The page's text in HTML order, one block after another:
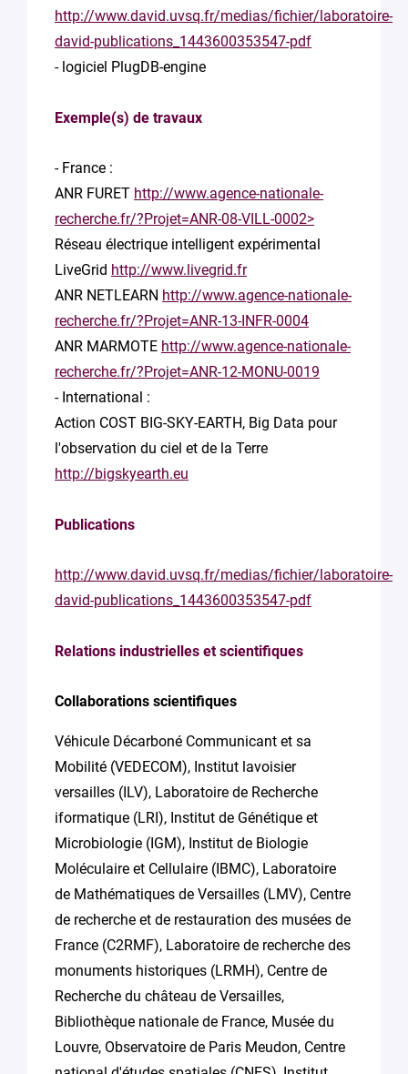
http://www.david.uvsq.fr/medias/fichier/laboratoire-
david-publications_1443600353547-pdf
- logiciel PlugDB-engine
Exemple(s) de travaux
- France :
ANR FURET http://www.agence-nationale-
recherche.fr/?Projet=ANR-08-VILL-0002>
Réseau électrique intelligent expérimental
LiveGrid http://www.livegrid.fr
ANR NETLEARN http://www.agence-nationale-
recherche.fr/?Projet=ANR-13-INFR-0004
ANR MARMOTE http://www.agence-nationale-
recherche.fr/?Projet=ANR-12-MONU-0019
- International :
Action COST BIG-SKY-EARTH, Big Data pour
l'observation du ciel et de la Terre
http://bigskyearth.eu
Publications
http://www.david.uvsq.fr/medias/fichier/laboratoire-
david-publications_1443600353547-pdf
Relations industrielles et scientifiques
Collaborations scientifiques
Véhicule Décarboné Communicant et sa
Mobilité (VEDECOM), Institut lavoisier
versailles (ILV), Laboratoire de Recherche
iformatique (LRI), Institut de Génétique et
Microbiologie (IGM), Institut de Biologie
Moléculaire et Cellulaire (IBMC), Laboratoire
de Mathématiques de Versailles (LMV), Centre
de recherche et de restauration des musées de
France (C2RMF), Laboratoire de recherche des
monuments historiques (LRMH), Centre de
Recherche du château de Versailles,
Bibliothèque nationale de France, Musée du
Louvre, Observatoire de Paris Meudon, Centre